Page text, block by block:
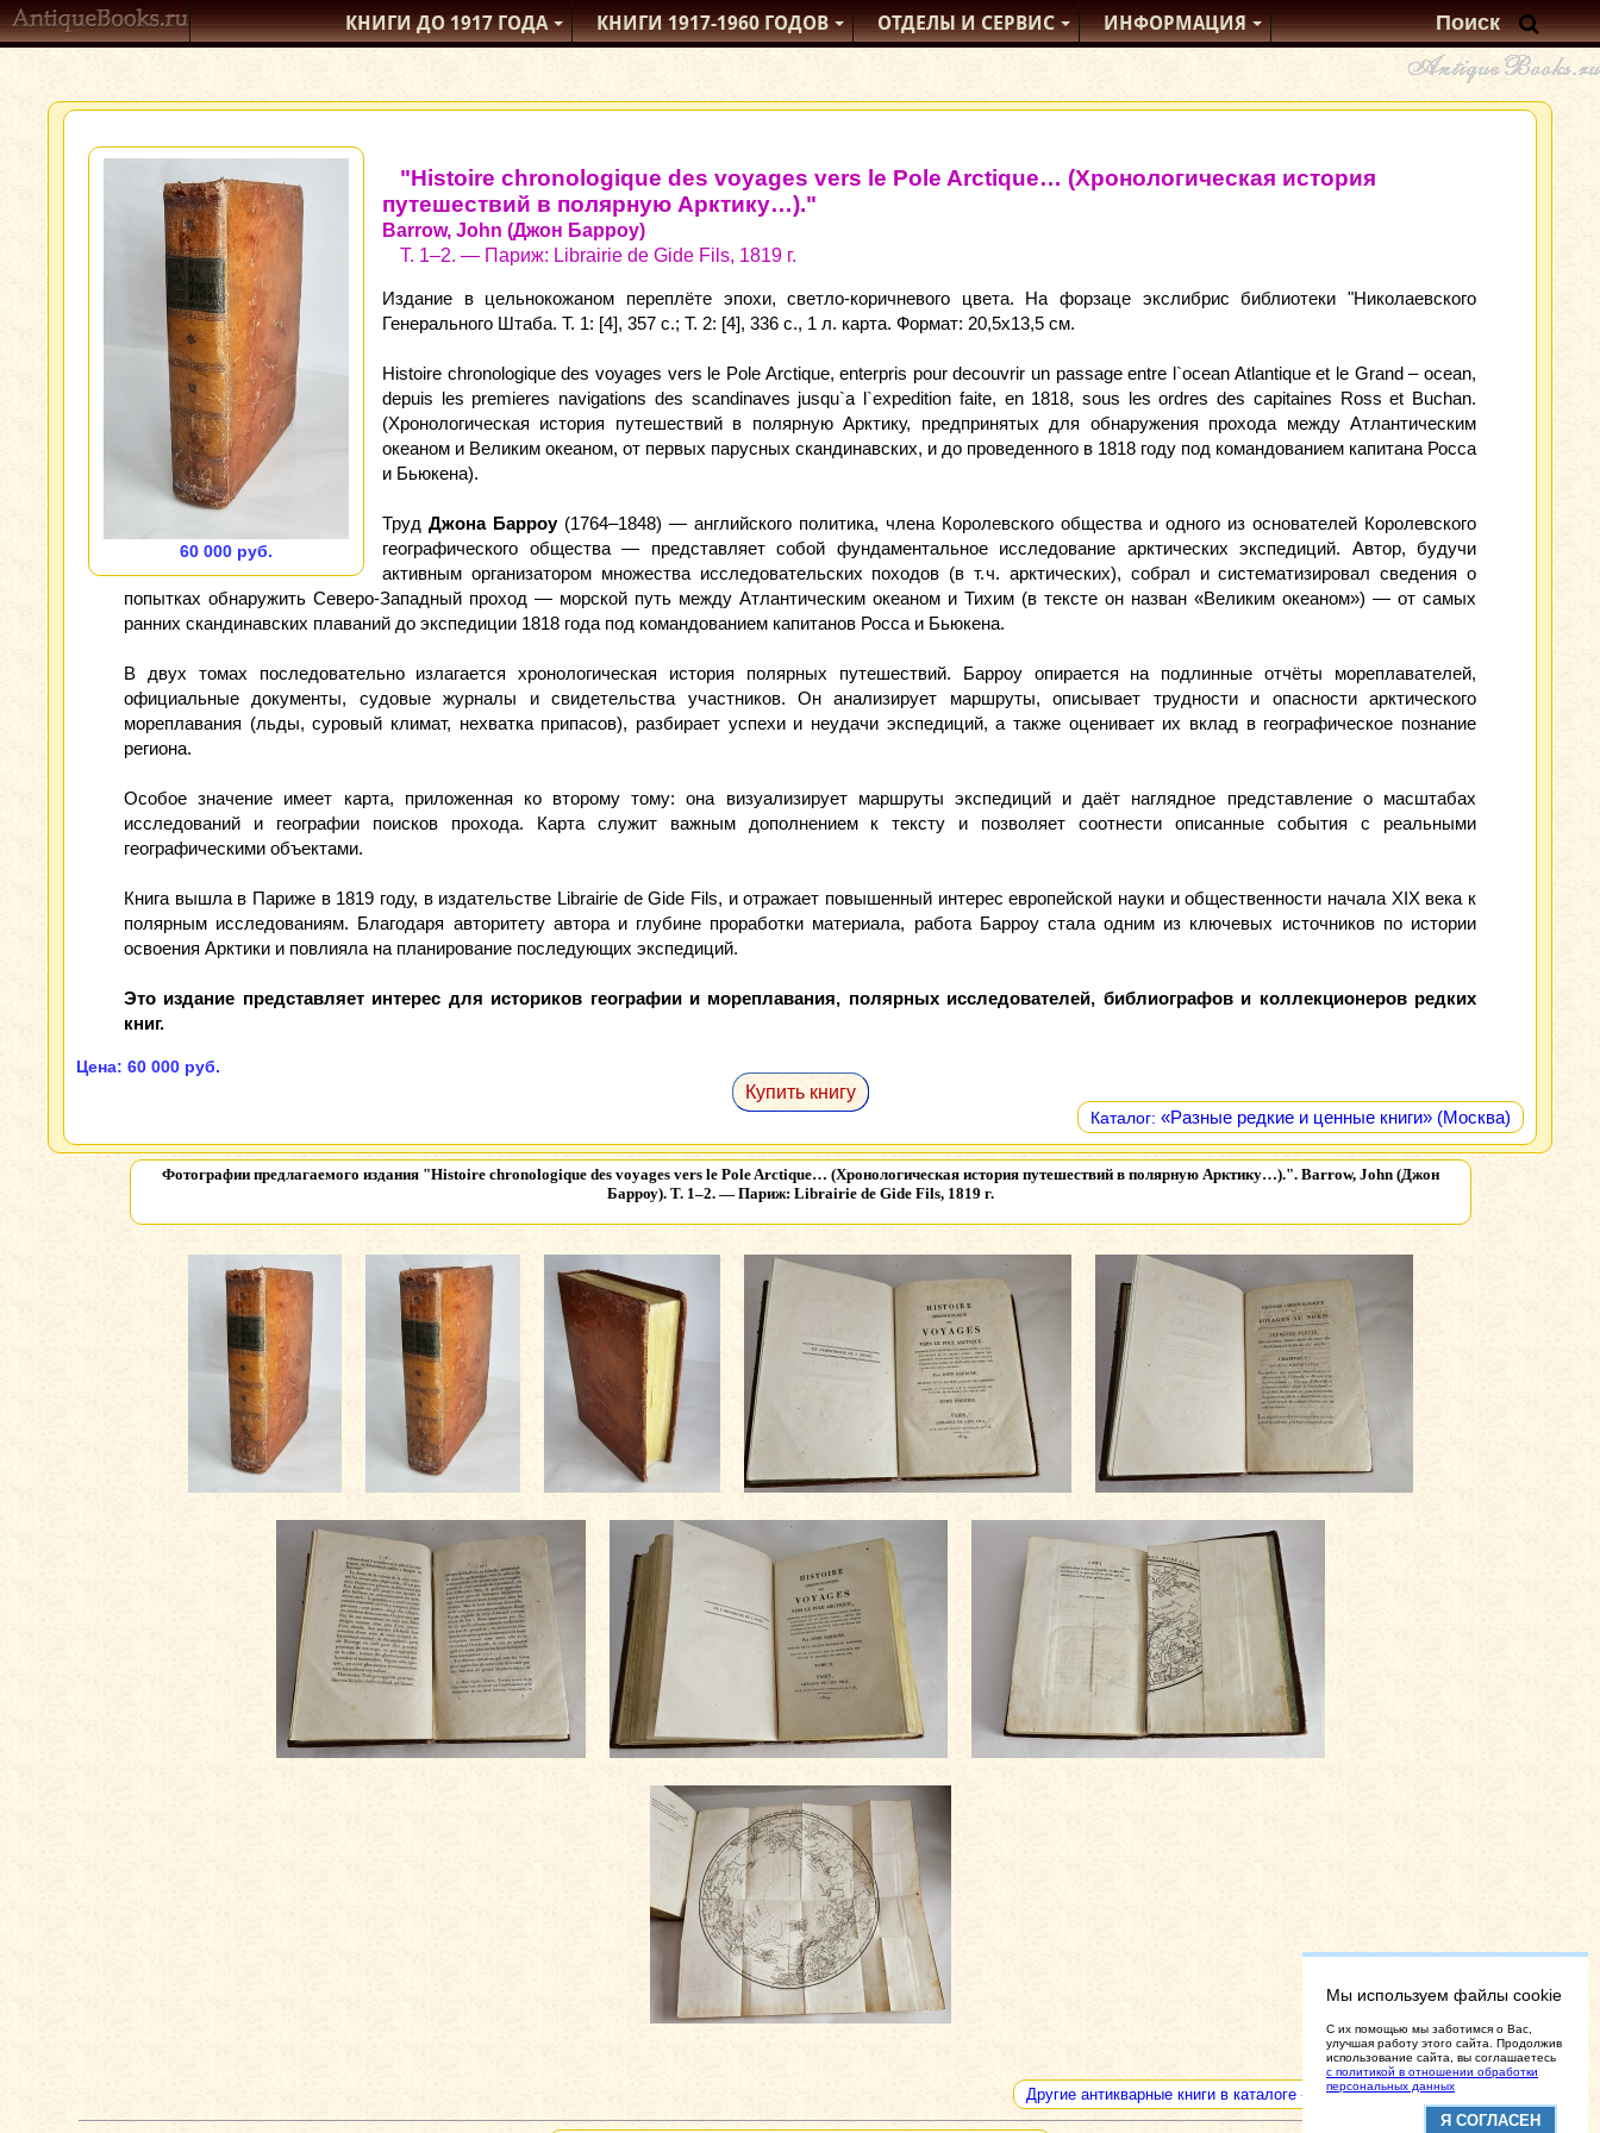
КНИГИ ДО 1917ГОДА КНИГИ1917-1960ГОДОВ ОТДЕЛЫИ СЕРВИС ИНФОРМАЦИЯ
60 000 руб.
"Histoire chronologique des voyages vers le Pole Arctique… (Хронологическая история
путешествий в полярную Арктику…)."
Barrow, John (Джон Барроу)
Т. 1–2. — Париж: Librairie de Gide Fils, 1819 г.
Издание в цельнокожаном переплёте эпохи, светло‑коричневого цвета. На форзаце экслибрис библиотеки "Николаевского
Генерального Штаба. Т. 1: [4], 357 с.; Т. 2: [4], 336 с., 1 л. карта. Формат: 20,5x13,5 см.
Histoire chronologique des voyages vers le Pole Arctique, enterpris pour decouvrir un passage entre l`ocean Atlantique et le Grand – ocean,
depuis les premieres navigations des scandinaves jusqu`a l`expedition faite, en 1818, sous les ordres des capitaines Ross et Buchan.
(Хронологическая история путешествий в полярную Арктику, предпринятых для обнаружения прохода между Атлантическим
океаном и Великим океаном, от первых парусных скандинавских, и до проведенного в 1818 году под командованием капитана Росса
и Бьюкена).
Труд Джона Барроу(1764–1848) — английского политика, члена Королевского общества и одного из основателей Королевского
географического общества — представляет собой фундаментальное исследование арктических экспедиций. Автор, будучи
активным организатором множества исследовательских походов (в т. ч. арктических), собрал и систематизировал сведения о
попытках обнаружить Северо‑Западный проход — морской путь между Атлантическим океаном и Тихим (в тексте он назван «Великим океаном») — от самых
ранних скандинавских плаваний до экспедиции 1818 года под командованием капитанов Росса и Бьюкена.
В двух томах последовательно излагается хронологическая история полярных путешествий. Барроу опирается на подлинные отчёты мореплавателей,
официальные документы, судовые журналы и свидетельства участников. Он анализирует маршруты, описывает трудности и опасности арктического
мореплавания (льды, суровый климат, нехватка припасов), разбирает успехи и неудачи экспедиций, а также оценивает их вклад в географическое познание
региона.
Особое значение имеет карта, приложенная ко второму тому: она визуализирует маршруты экспедиций и даёт наглядное представление о масштабах
исследований и географии поисков прохода. Карта служит важным дополнением к тексту и позволяет соотнести описанные события с реальными
географическими объектами.
Книга вышла в Париже в 1819 году, в издательстве Librairie de Gide Fils, и отражает повышенный интерес европейской науки и общественности начала XIX века к
полярным исследованиям. Благодаря авторитету автора и глубине проработки материала, работа Барроу стала одним из ключевых источников по истории
освоения Арктики и повлияла на планирование последующих экспедиций.
Это издание представляет интерес для историков географии и мореплавания, полярных исследователей, библиографов и коллекционеров редких
книг.
Цена: 60 000 руб.
Купить книгу
Каталог: «Разные редкие и ценные книги» (Москва)
Фотографии предлагаемого издания "Histoire chronologique des voyages vers le Pole Arctique… (Хронологическая история путешествий в полярную Арктику…).". Barrow, John (Джон
Барроу). Т. 1–2. — Париж: Librairie de Gide Fils, 1819 г.
Другие антикварные книги в каталоге «Разные редкие и ценные книги»
Мы используем файлы cookie
C их помощью мы заботимся о Вас,
улучшая работу этого сайта. Продолжив
использование сайта, вы соглашаетесь
с политикой в отношении обработки
персональных данных
Я СОГЛАСЕН